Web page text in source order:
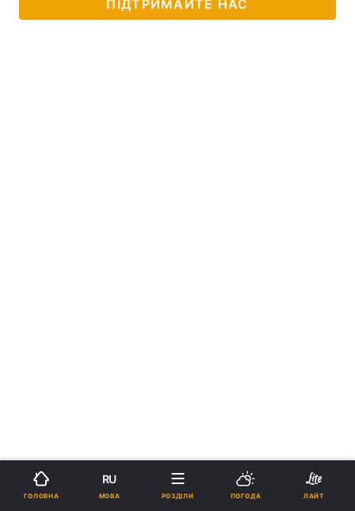
ПІДТРИМАЙТЕ НАС
ГОЛОВНА
RU
МОВА РОЗДІЛИ ПОГОДА ЛАЙТ